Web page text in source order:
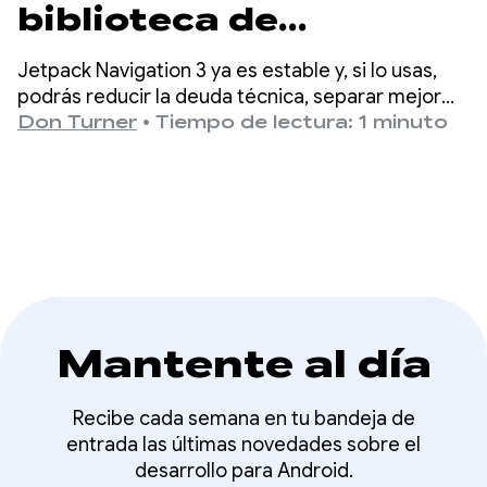
biblioteca de
navegación Jetpack
más reciente con la
Semana de Nav3
Jetpack Navigation 3 ya es estable y, si lo usas,
podrás reducir la deuda técnica, separar mejor
las responsabilidades, acelerar el tiempo de
Don Turner • Tiempo de lectura: 1 minuto
Mantente al día
Recibe cada semana en tu bandeja de
entrada las últimas novedades sobre el
desarrollo para Android.